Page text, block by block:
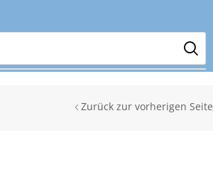
Zurück zur vorherigen Seite